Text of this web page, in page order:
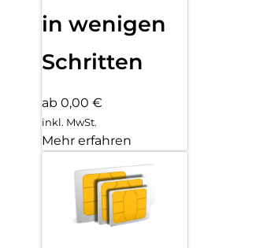
in wenigen
Schritten
ab 0,00 €
inkl. MwSt.
Mehr erfahren